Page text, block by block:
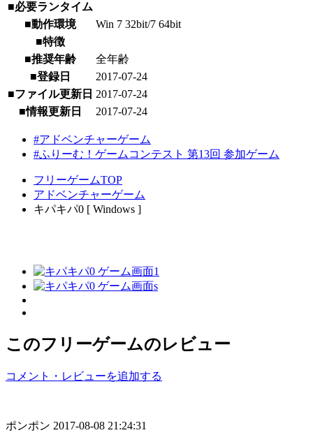
■必要ランタイム
■動作環境
Win 7 32bit/7 64bit
■特徴
■推奨年齢
全年齢
■登録日
2017-07-24
■ファイル更新日 2017-07-24
■情報更新日
2017-07-24
#アドベンチャーゲーム
#ふりーむ！ゲームコンテスト 第13回 参加ゲーム
フリーゲームTOP
アドベンチャーゲーム
キパキパ0 [ Windows ]
このフリーゲームのレビュー
コメント・レビューを追加する
ポンポン 2017-08-08 21:24:31